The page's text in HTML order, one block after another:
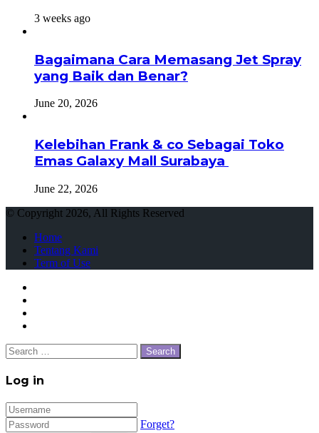
3 weeks ago
Bagaimana Cara Memasang Jet Spray
yang Baik dan Benar?
June 20, 2026
Kelebihan Frank & co Sebagai Toko
Emas Galaxy Mall Surabaya
June 22, 2026
© Copyright 2026, All Rights Reserved
Home
Tentang Kami
Term of Use
Facebook
Twitter
WhatsApp
Telegram
Close
Search
for:
Close
Log in
Forget?